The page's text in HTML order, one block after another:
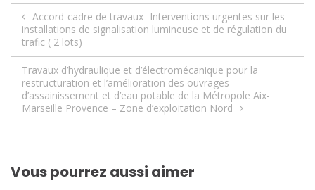
Navigation
de
l’article
Accord-cadre de travaux- Interventions urgentes sur les
installations de signalisation lumineuse et de régulation du
trafic ( 2 lots)
Travaux d’hydraulique et d’électromécanique pour la
restructuration et l’amélioration des ouvrages
d’assainissement et d’eau potable de la Métropole Aix-
Marseille Provence – Zone d’exploitation Nord
Vous pourrez aussi aimer